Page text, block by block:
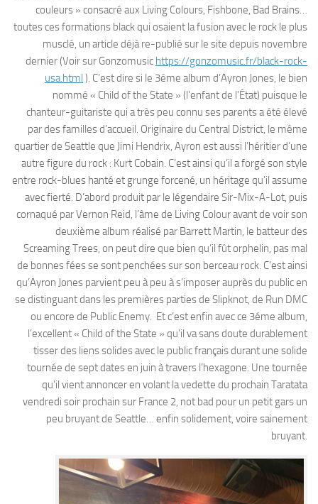
couleurs » consacré aux Living Colours, Fishbone, Bad Brains…
toutes ces formations black qui osaient la fusion avec le rock le plus
musclé, un article déjà re-publié sur le site depuis novembre
dernier (Voir sur Gonzomusic https://gonzomusic.fr/black-rock-
usa.html ). C’est dire si le 3éme album d’Ayron Jones, le bien
nommé « Child of the State » (l’enfant de l’État) puisque le
chanteur-guitariste qui a très peu connu ses parents a été élevé
par des familles d’accueil. Originaire du Central District, le même
quartier de Seattle que Jimi Hendrix, Ayron est aussi l’héritier d’une
autre figure du rock : Kurt Cobain. C’est ainsi qu’il a forgé son style
entre rock-blues hanté et grunge forcené, un héritage qu’il assume
avec fierté. D’abord produit par le légendaire Sir-Mix-A-Lot, puis
cornaqué par Vernon Reid, l’âme de Living Colour avant de voir son
deuxième album réalisé par Barrett Martin, le batteur des
Screaming Trees, on peut dire que bien qu’il fût orphelin, pas mal
de bonnes fées se sont penchées sur son berceau rock. C’est ainsi
qu’Ayron Jones parvient peu à peu à s’imposer auprès du public en
se distinguant dans les premières parties de Slipknot, de Run DMC
ou encore de Public Enemy. Et c’est enfin avec ce 3éme album,
l’excellent « Child of the State » qu’il va sans doute durablement
tisser des liens solides avec le public français durant une solide
tournée de sept dates en juin à travers l’hexagone. Une tournée
qu’il vient annoncer en volant la vedette du prochain Taratata
vendredi soir prochain sur France 2, not bad pour un petit gars un
peu bruyant de Seattle… enfin solidement, voire sainement
bruyant.